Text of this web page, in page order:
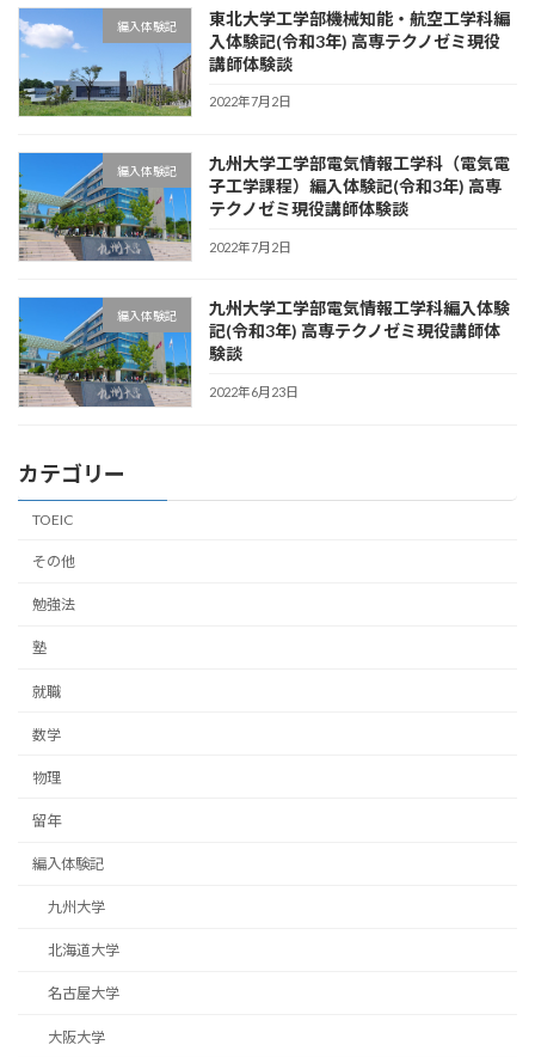
編入体験記
東北大学工学部機械知能・航空工学科編
入体験記(令和3年) 高専テクノゼミ現役
講師体験談
2022年7月2日
編入体験記
九州大学工学部電気情報工学科（電気電
子工学課程）編入体験記(令和3年) 高専
テクノゼミ現役講師体験談
2022年7月2日
編入体験記
九州大学工学部電気情報工学科編入体験
記(令和3年) 高専テクノゼミ現役講師体
験談
2022年6月23日
カテゴリー
TOEIC
その他
勉強法
塾
就職
数学
物理
留年
編入体験記
九州大学
北海道大学
名古屋大学
大阪大学